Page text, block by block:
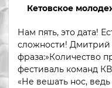
Кетовское
Нам пять, это дата!
сложности!
фраза:»Количество
фестиваль команд
«Не вешать нос,